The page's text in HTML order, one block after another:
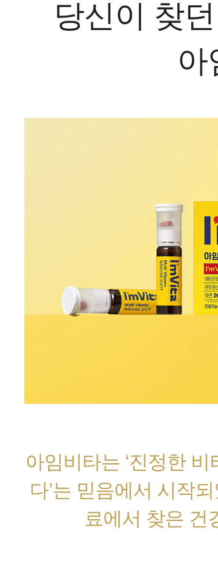
당신이 찾
아
아임비타는 ‘진정한
다’는 믿음에서 시작
료에서 찾은 건